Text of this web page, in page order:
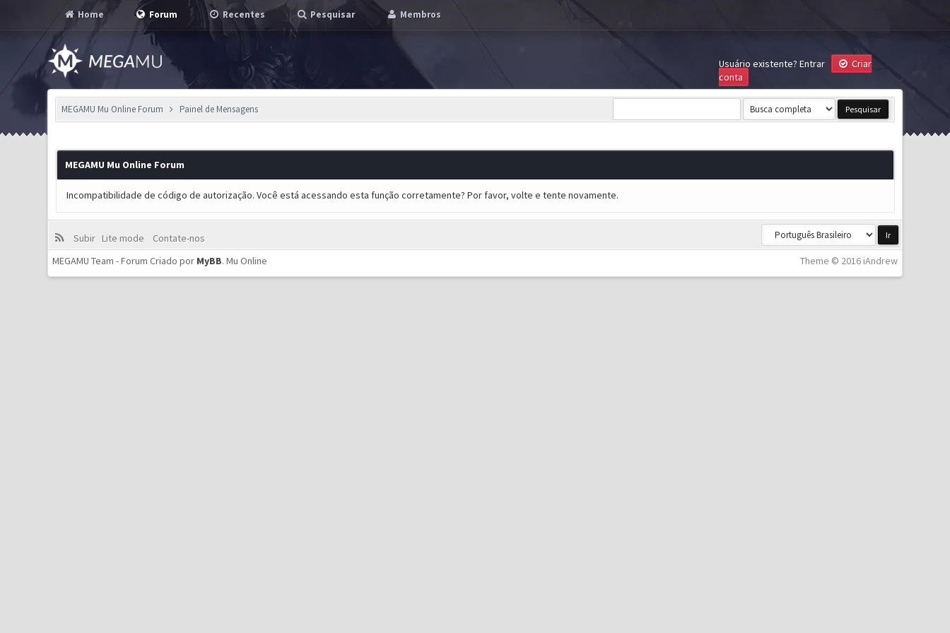
Home Forum Recentes Pesquisar Membros
Usuário existente? Entrar
Criar
conta
MEGAMU Mu Online Forum Painel de Mensagens
MEGAMU Mu Online Forum
Incompatibilidade de código de autorização. Você está acessando esta função corretamente? Por favor, volte e tente novamente.
Subir Lite mode
Contate-nos
Theme © 2016 iAndrew
MEGAMU Team - Forum Criado por MyBB.Mu Online